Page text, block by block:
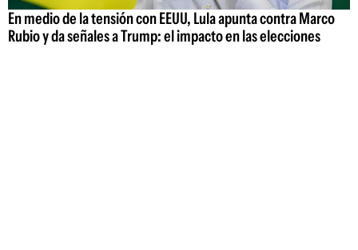
En medio de la tensión con EEUU, Lula apunta contra Marco
Rubio y da señales a Trump: el impacto en las elecciones